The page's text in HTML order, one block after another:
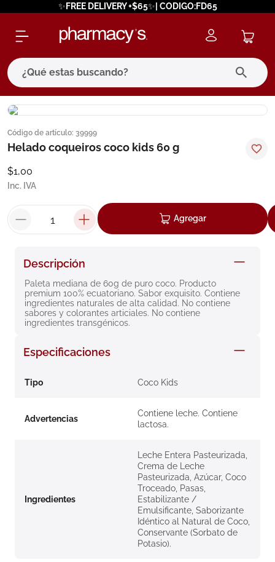
✨FREE DELIVERY +$65✨| CODIGO:FD65
¿Qué estas buscando?
Código de artículo: 39999
Helado coqueiros coco kids 60 g
$1,00
Inc. IVA
Agregar
Descripción
Paleta mediana de 60g de puro coco. Producto
premium 100% ecuatoriano. Sabor exquisito. Contiene
ingredientes naturales de alta calidad. No contiene
sabores y colorantes articiales. No contiene
ingredientes transgénicos.
Especificaciones
Tipo Coco Kids
Advertencias
Contiene leche. Contiene
lactosa.
Ingredientes
Leche Entera Pasteurizada,
Crema de Leche
Pasteurizada, Azúcar, Coco
Troceado, Pasas,
Estabilizante /
Emulsificante, Saborizante
Idéntico al Natural de Coco,
Conservante (Sorbato de
Potasio).
términos más buscados
1. eucerin
cerave
7. isdin
8. roche posay
9. megacistin
10